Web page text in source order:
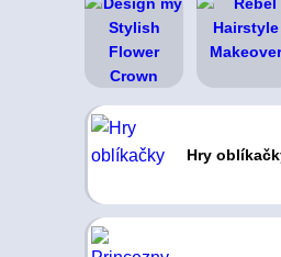
Hry